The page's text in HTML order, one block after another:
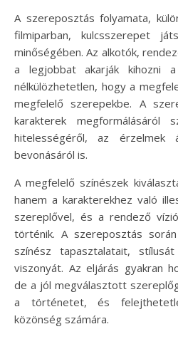
A szereposztás folyamata, különösen a színházban és a
filmiparban, kulcsszerepet
minőségében. Az alkotók,
a legjobbat akarják kihozni
nélkülözhetetlen, hogy a
megfelelő szerepekbe. A
karakterek
hitelességéről, az
bevonásáról is.
A megfelelő színészek
hanem a karakterekhez való
szereplővel, és a rendező
történik. A szereposztás
színész tapasztalatait,
viszonyát. Az eljárás gyakran
de a jól megválasztott
a történetet, és
közönség számára.